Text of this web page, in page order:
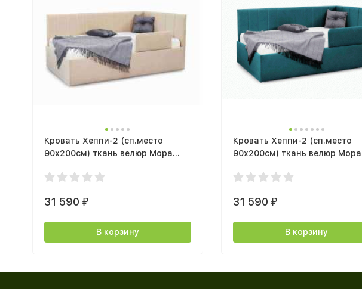
Кровать Хеппи-2 (сп.место
90х200см) ткань велюр Мора
механизмом
31 590 ₽
В корзину
Кровать Хеппи-2 (сп.место
90х200см) ткань велюр Мора
31 590₽
В корзину